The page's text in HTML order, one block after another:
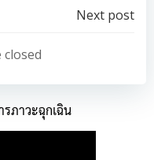
Next post
ภาวะฉุกเฉิน